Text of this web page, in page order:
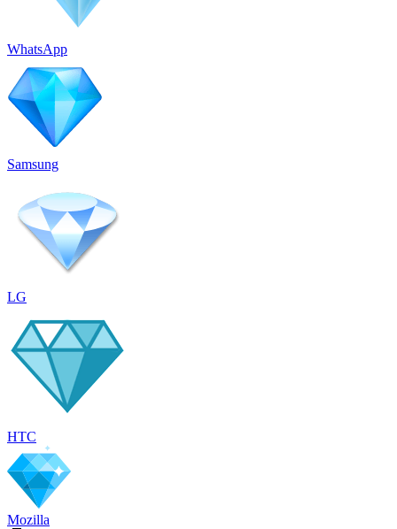
WhatsApp
Samsung
LG
HTC
Mozilla